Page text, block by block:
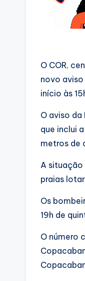
O COR,
novo
início às
O aviso da
que inclui
metros de
A situação
praias
Os
19h de
O número